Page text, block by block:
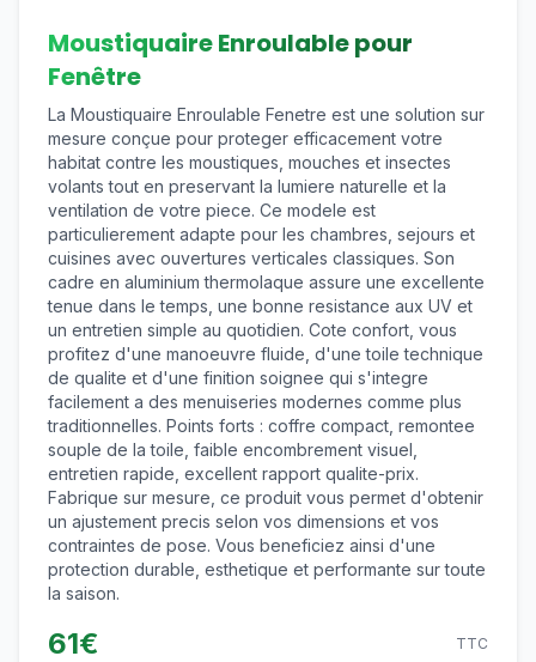
Moustiquaire Enroulable pour
Fenêtre
La Moustiquaire Enroulable Fenetre est une solution sur
mesure conçue pour proteger efficacement votre
habitat contre les moustiques, mouches et insectes
volants tout en preservant la lumiere naturelle et la
ventilation de votre piece. Ce modele est
particulierement adapte pour les chambres, sejours et
cuisines avec ouvertures verticales classiques. Son
cadre en aluminium thermolaque assure une excellente
tenue dans le temps, une bonne resistance aux UV et
un entretien simple au quotidien. Cote confort, vous
profitez d'une manoeuvre fluide, d'une toile technique
de qualite et d'une finition soignee qui s'integre
facilement a des menuiseries modernes comme plus
traditionnelles. Points forts : coffre compact, remontee
souple de la toile, faible encombrement visuel,
entretien rapide, excellent rapport qualite-prix.
Fabrique sur mesure, ce produit vous permet d'obtenir
un ajustement precis selon vos dimensions et vos
contraintes de pose. Vous beneficiez ainsi d'une
protection durable, esthetique et performante sur toute
la saison.
61€ TTC